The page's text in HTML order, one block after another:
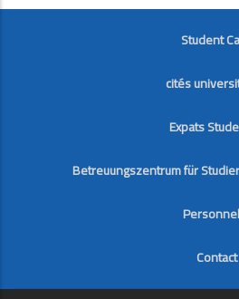
Student
cités
Expats
Betreuungszentrum für
Contact